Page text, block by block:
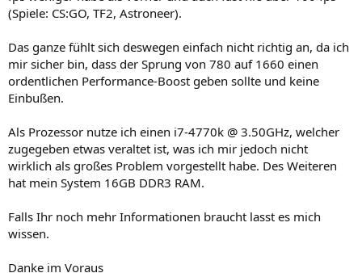
(Spiele: CS:GO, TF2, Astroneer).
Das ganze fühlt sich deswegen einfach nicht richtig an, da ich
mir sicher bin, dass der Sprung von 780 auf 1660 einen
ordentlichen Performance-Boost geben sollte und keine
Einbußen.
Als Prozessor nutze ich einen i7-4770k @ 3.50GHz, welcher
zugegeben etwas veraltet ist, was ich mir jedoch nicht
wirklich als großes Problem vorgestellt habe. Des Weiteren
hat mein System 16GB DDR3 RAM.
Falls Ihr noch mehr Informationen braucht lasst es mich
wissen.
Danke im Voraus